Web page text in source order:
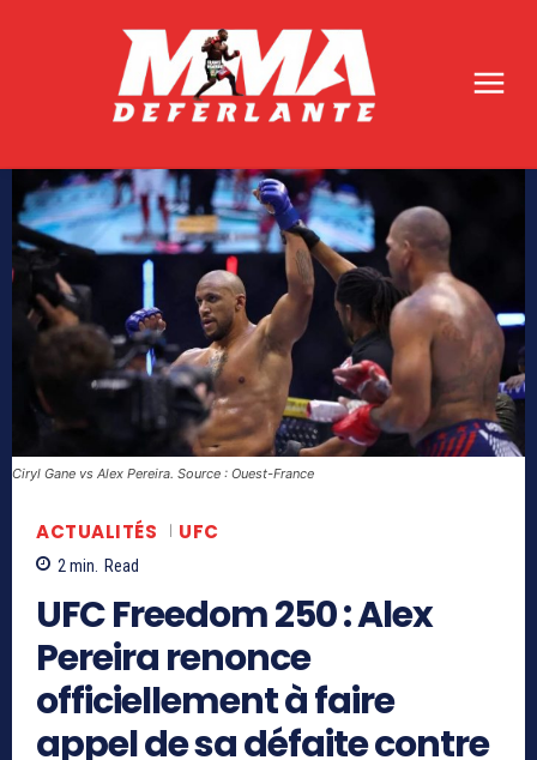
Ciryl Gane vs Alex Pereira. Source : Ouest-France
ACTUALITÉS UFC
2min. Read
UFC Freedom 250 : Alex
Pereira renonce
officiellement à faire
appel de sa défaite contre